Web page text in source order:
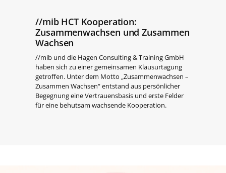
//mib HCT Kooperation:
Zusammenwachsen und Zusammen
Wachsen
//mib und die Hagen Consulting & Training GmbH
haben sich zu einer gemeinsamen Klausurtagung
getroffen. Unter dem Motto „Zusammenwachsen –
Zusammen Wachsen“ entstand aus persönlicher
Begegnung eine Vertrauensbasis und erste Felder
für eine behutsam wachsende Kooperation.